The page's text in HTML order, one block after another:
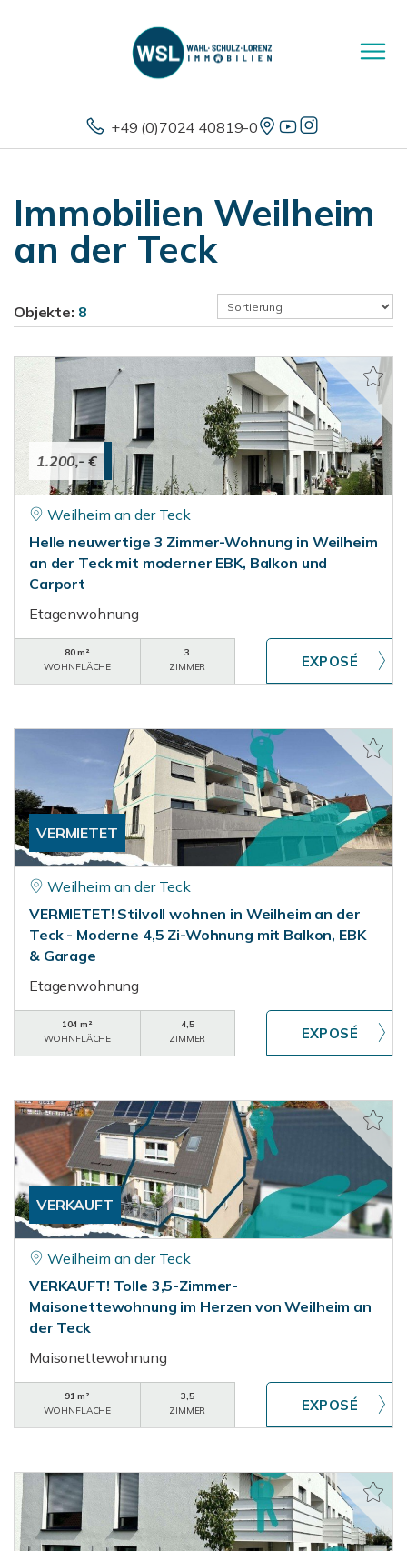
+49 (0)7024 40819-0
Immobilien Weilheim
an der Teck
Objekte: 8
1.200,- €
Weilheim an der Teck
Helle neuwertige 3 Zimmer-Wohnung in Weilheim
an der Teck mit moderner EBK, Balkon und
Carport
Etagenwohnung
80 m²
WOHNFLÄCHE
3
ZIMMER
VERMIETET
Weilheim an der Teck
VERMIETET! Stilvoll wohnen in Weilheim an der
Teck - Moderne 4,5 Zi-Wohnung mit Balkon, EBK
& Garage
Etagenwohnung
104 m²
WOHNFLÄCHE
4,5
ZIMMER
VERKAUFT
Weilheim an der Teck
VERKAUFT! Tolle 3,5-Zimmer-
Maisonettewohnung im Herzen von Weilheim an
der Teck
Maisonettewohnung
91 m²
WOHNFLÄCHE
3,5
ZIMMER